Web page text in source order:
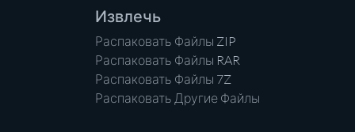
Извлечь
Распаковать Файлы ZIP
Распаковать Файлы RAR
Распаковать Файлы 7Z
Распаковать Другие Файлы